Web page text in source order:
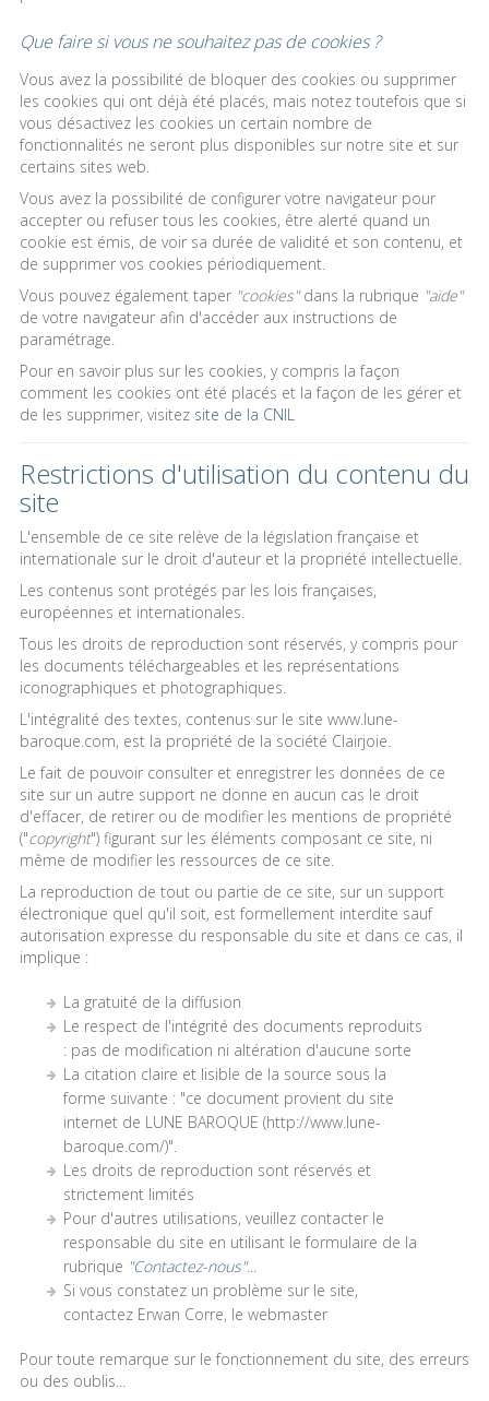
Que faire si vous ne souhaitez pas de cookies ?
Vous avez la possibilité de bloquer des cookies ou supprimer
les cookies qui ont déjà été placés, mais notez toutefois que si
vous désactivez les cookies un certain nombre de
fonctionnalités ne seront plus disponibles sur notre site et sur
certains sites web.
Vous avez la possibilité de configurer votre navigateur pour
accepter ou refuser tous les cookies, être alerté quand un
cookie est émis, de voir sa durée de validité et son contenu, et
de supprimer vos cookies périodiquement.
Vous pouvez également taper "cookies"dans la rubrique "aide"
de votre navigateur afin d'accéder aux instructions de
paramétrage.
Pour en savoir plus sur les cookies, y compris la façon
comment les cookies ont été placés et la façon de les gérer et
de les supprimer, visitez site de la CNIL
Restrictions d'utilisation du contenu du
site
L'ensemble de ce site relève de la législation française et
internationale sur le droit d'auteur et la propriété intellectuelle.
Les contenus sont protégés par les lois françaises,
européennes et internationales.
Tous les droits de reproduction sont réservés, y compris pour
les documents téléchargeables et les représentations
iconographiques et photographiques.
L'intégralité des textes, contenus sur le site www.lune-
baroque.com, est la propriété de la société Clairjoie.
Le fait de pouvoir consulter et enregistrer les données de ce
site sur un autre support ne donne en aucun cas le droit
d'effacer, de retirer ou de modifier les mentions de propriété
("copyright") figurant sur les éléments composant ce site, ni
même de modifier les ressources de ce site.
La reproduction de tout ou partie de ce site, sur un support
électronique quel qu'il soit, est formellement interdite sauf
autorisation expresse du responsable du site et dans ce cas, il
implique :
La gratuité de la diffusion
Le respect de l'intégrité des documents reproduits
: pas de modification ni altération d'aucune sorte
La citation claire et lisible de la source sous la
forme suivante : "ce document provient du site
internet de LUNE BAROQUE (http://www.lune-
baroque.com/)".
Les droits de reproduction sont réservés et
strictement limités
Pour d'autres utilisations, veuillez contacter le
responsable du site en utilisant le formulaire de la
rubrique "Contactez-nous"...
Si vous constatez un problème sur le site,
contactez Erwan Corre, le webmaster
Pour toute remarque sur le fonctionnement du site, des erreurs
ou des oublis...